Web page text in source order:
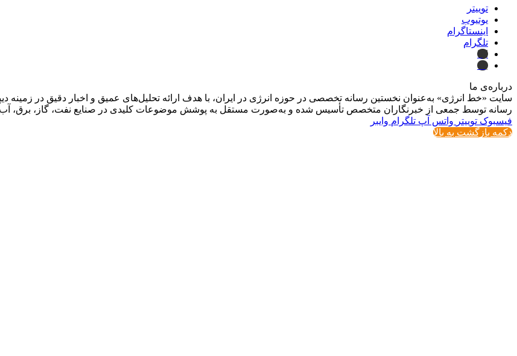
توییتر
یوتیوب
اینستاگرام
تلگرام
ایتا
بله
درباره‌ی ما
سایت «خط انرژی» به‌عنوان نخستین رسانه تخصصی در حوزه انرژی در ایران، با هدف ارائه تحلیل‌های عمیق و اخبار دقیق در زمینه
رسانه توسط جمعی از خبرنگاران متخصص تأسیس شده و به‌صورت مستقل به پوشش موضوعات کلیدی در صنایع نفت، گاز، برق، آب
فیسبوک توییتر واتس آپ تلگرام وایبر
دکمه بازگشت به بالا